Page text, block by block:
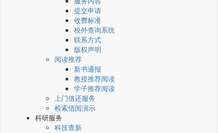
提交申请
收费标准
校外查询系统
联系方式
版权声明
阅读推荐
新书通报
教授推荐阅读
学子推荐阅读
上门借还服务
检索借阅演示
科研服务
科技查新